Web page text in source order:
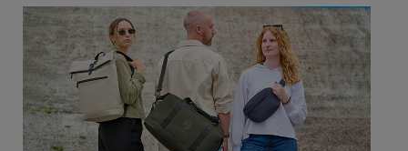
Farbe
beige
beige
grüngrau